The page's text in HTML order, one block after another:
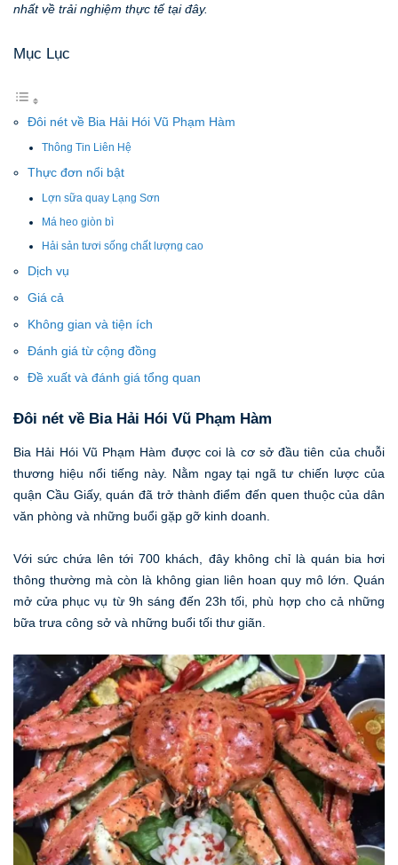
nhất về trải nghiệm thực tế tại đây.
Mục Lục
Đôi nét về Bia Hải Hói Vũ Phạm Hàm
Thông Tin Liên Hệ
Thực đơn nổi bật
Lợn sữa quay Lạng Sơn
Má heo giòn bì
Hải sản tươi sống chất lượng cao
Dịch vụ
Giá cả
Không gian và tiện ích
Đánh giá từ cộng đồng
Đề xuất và đánh giá tổng quan
Đôi nét về Bia Hải Hói Vũ Phạm Hàm
Bia Hải Hói Vũ Phạm Hàm được coi là cơ sở đầu tiên của chuỗi
thương hiệu nổi tiếng này. Nằm ngay tại ngã tư chiến lược của
quận Cầu Giấy, quán đã trở thành điểm đến quen thuộc của dân
văn phòng và những buổi gặp gỡ kinh doanh.
Với sức chứa lên tới 700 khách, đây không chỉ là quán bia hơi
thông thường mà còn là không gian liên hoan quy mô lớn. Quán
mở cửa phục vụ từ 9h sáng đến 23h tối, phù hợp cho cả những
bữa trưa công sở và những buổi tối thư giãn.